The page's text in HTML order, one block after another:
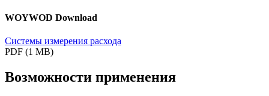
WOYWOD Download
Системы измерения расхода
PDF (1 MB)
Возможности применения